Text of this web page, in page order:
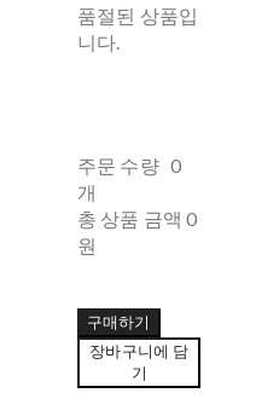
품절된 상품입
니다.
주문 수량 0
개
총 상품 금액 0
원
구매하기
장바구니에 담
기